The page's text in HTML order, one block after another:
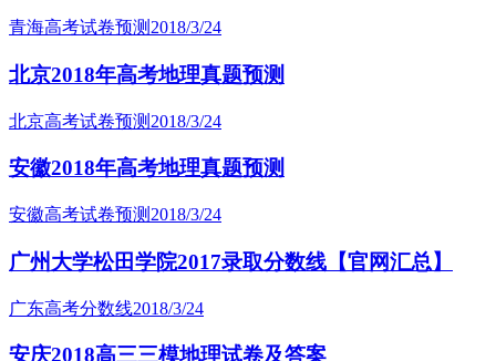
青海高考试卷预测 2018/3/24
北京2018年高考地理真题预测
北京高考试卷预测 2018/3/24
安徽2018年高考地理真题预测
安徽高考试卷预测 2018/3/24
广州大学松田学院2017录取分数线【官网汇总】
广东高考分数线2018/3/24
安庆2018高三三模地理试卷及答案